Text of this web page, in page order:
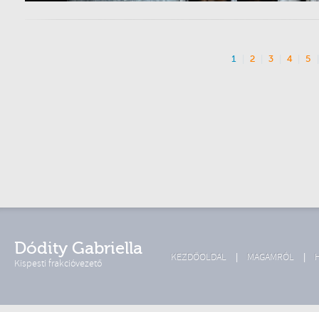
1 2 3 4 5
Dódity Gabriella
Kispesti frakcióvezető
KEZDŐOLDAL MAGAMRÓL